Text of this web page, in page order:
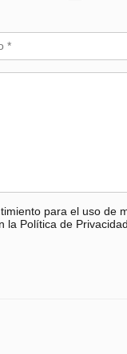
para el uso de
la Política de Privacidad